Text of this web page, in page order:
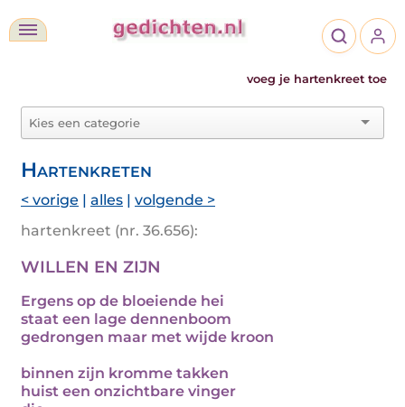
voeg je hartenkreet toe
Hartenkreten
< vorige | alles | volgende >
hartenkreet (nr. 36.656):
WILLEN EN ZIJN
Ergens op de bloeiende hei
staat een lage dennenboom
gedrongen maar met wijde kroon
binnen zijn kromme takken
huist een onzichtbare vinger